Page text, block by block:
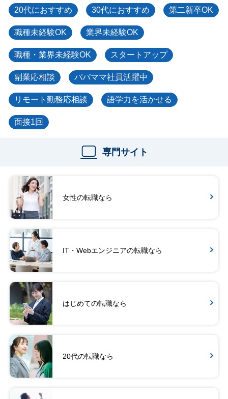
20代におすすめ 30代におすすめ 第二新卒OK
職種未経験OK 業界未経験OK
職種・業界未経験OK スタートアップ
副業応相談 パパママ社員活躍中
リモート勤務応相談 語学力を活かせる
面接1回
専門サイト
女性の転職なら
IT・Webエンジニアの転職なら
はじめての転職なら
20代の転職なら